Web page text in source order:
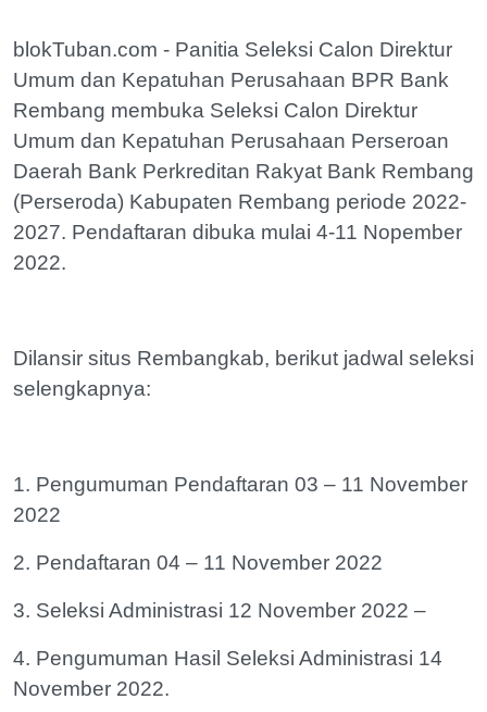
blokTuban.com - Panitia Seleksi Calon Direktur
Umum dan Kepatuhan Perusahaan BPR Bank
Rembang membuka Seleksi Calon Direktur
Umum dan Kepatuhan Perusahaan Perseroan
Daerah Bank Perkreditan Rakyat Bank Rembang
(Perseroda) Kabupaten Rembang periode 2022-
2027. Pendaftaran dibuka mulai 4-11 Nopember
2022.
Dilansir situs Rembangkab, berikut jadwal seleksi
selengkapnya:
1. Pengumuman Pendaftaran 03 – 11 November
2022
2. Pendaftaran 04 – 11 November 2022
3. Seleksi Administrasi 12 November 2022 –
4. Pengumuman Hasil Seleksi Administrasi 14
November 2022.